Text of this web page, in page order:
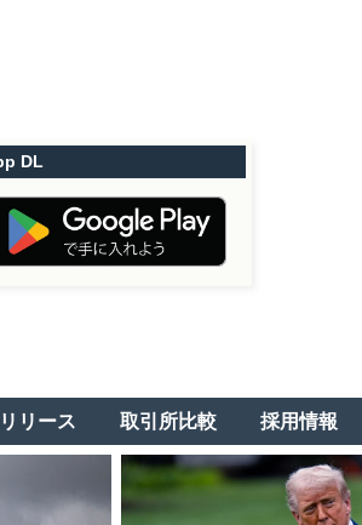
DL
リース 取引所比較 採用情報